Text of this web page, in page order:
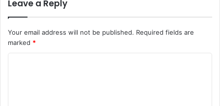
Leave a Reply
Your email address will not be published. Required fields are
marked *